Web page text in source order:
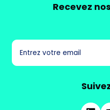
Recevez